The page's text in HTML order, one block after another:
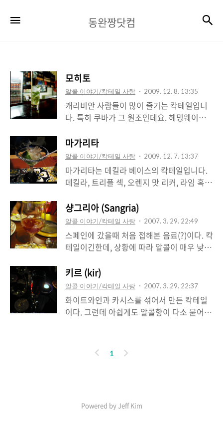
완
동완짱닷컴
모히토
알콜 이야기/칵테일 사랑 2009. 12. 8. 13:35
캐리비안 사람들이 많이 즐기는 칵테일입니
다. 특히 쿠바가 그 원조인데요. 헤밍웨이가
니다. 베이스술로 럼을 주로 사용하고요. 사
이다와 민트잎 그리고 라임이나 레몬을 넣어
서 먹습니다. 민트향이 강해서 민트차를 좋아
하시는 분들이라면 술 드실때 이 녀석을 선택
하시면 어떨까요?
마가리타
알콜 이야기/칵테일 사랑 2009. 12. 7. 13:37
마가리타는 데킬라 베이스의 칵테일입니다.
데킬라, 트리플 섹, 오렌지 맛 리커, 라임 혹은
올려놓고 먹죠. 멕시코 사람들인 심지어 맥주
도 이처럼 먹고요. 비율은 보통 50% 데킬라,
25% 트리플 섹, 25% 라임 혹은 레몬주스로
하는데, 조절이 가능하겠고요. 소금맛이 너무
강해서 처음에는 시다는 생각밖에 안드는데,
몇번 먹다보면 중독되는 중독성 강한 녀석입
니다.
샹그리아 (Sangria)
알콜 이야기/칵테일 사랑 2007. 3. 29. 22:49
스페인에 갔을때 처음 접해본 음료(?)이다. 칵
테일이긴한데, 상황에 따라 알콜이 매우 낮을
석류등의 과일주스를 넣고 브랜디 등으로 블
랜딩을 해서 만드는 레드와인 칵테일이라고
할 수 있다. 요즘 유행하는 같기도...삘이 나
네? ;; 와인도 아니고 주스도 아니여~ 아주 달
콤해서 여자들에게 인기가 좋고, 얼음을 넣어
키르 (kir)
알콜 이야기/칵테일 사랑 2007. 3. 29. 22:37
화이트와인과 카시스를 섞어서 만든 칵테일
이다. 그런데 아쉽게도 알콜향이 다소 묻어난
따라서 알콜냄새가 거슬린다면 얼음하나와
레몬을 넣어서 먹어보시라. 기본적으로 와인
이
1
다
Powered by Jeff Kim